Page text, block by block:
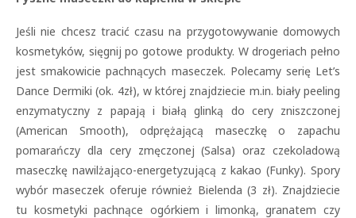
Jeśli nie chcesz tracić czasu na przygotowywanie domowych
kosmetyków, sięgnij po gotowe produkty. W drogeriach pełno
jest smakowicie pachnących maseczek. Polecamy serię Let’s
Dance Dermiki (ok. 4zł), w której znajdziecie m.in. biały peeling
enzymatyczny z papają i białą glinką do cery zniszczonej
(American Smooth), odprężającą maseczkę o zapachu
pomarańczy dla cery zmęczonej (Salsa) oraz czekoladową
maseczkę nawilżająco-energetyzującą z kakao (Funky). Spory
wybór maseczek oferuje również Bielenda (3 zł). Znajdziecie
tu kosmetyki pachnące ogórkiem i limonką, granatem czy